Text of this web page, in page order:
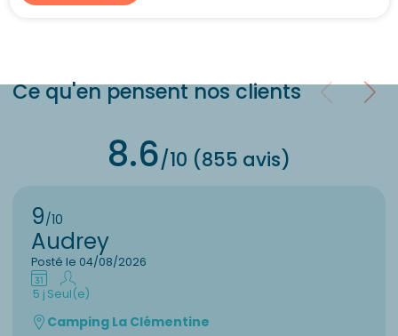
Ce qu'en pensent nos clients
8.6/10 (855 avis)
9/10
Audrey
Posté le 04/08/2026
5 j Seul(e)
Camping La Clémentine